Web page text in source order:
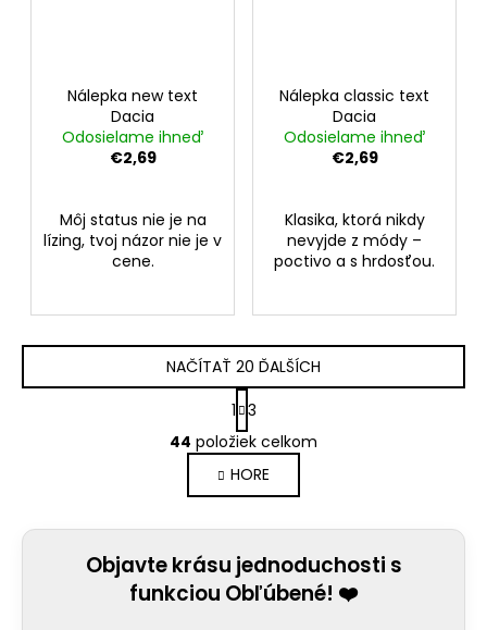
Nálepka new text
Dacia
Odosielame ihneď
€2,69
Môj status nie je na
lízing, tvoj názor nie je v
cene.
Nálepka classic text
Dacia
Odosielame ihneď
€2,69
Klasika, ktorá nikdy
nevyjde z módy –
poctivo a s hrdosťou.
O
v
l
á
d
c
i
NAČÍTAŤ 20 ĎALŠÍCH
S
t
r
á
n
k
o
a
n
i
1 3
44 položiek celkom
HORE
Objavte krásu jednoduchosti s
funkciou Obľúbené! ❤️